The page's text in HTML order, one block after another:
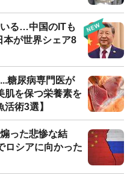
る…中国のITも
本が世界シェア8
糖尿病専門医が
肌を保つ栄養素を
術3選】
った悲惨な結
ロシアに向かった